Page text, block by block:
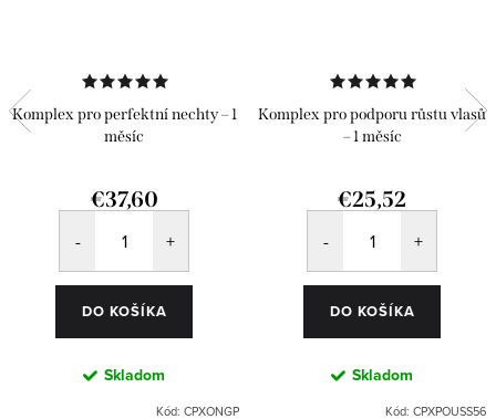
Komplex pro perfektní nechty – 1
měsíc
€37,60
DO KOŠÍKA
Skladom
Kód: CPXONGP
Komplex pro podporu růstu vlasů
– 1 měsíc
€25,52
DO KOŠÍKA
Skladom
Kód: CPXPOUSS56